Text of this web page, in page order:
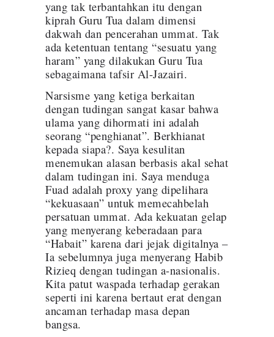
yang tak terbantahkan itu dengan
kiprah Guru Tua dalam dimensi
dakwah dan pencerahan ummat. Tak
ada ketentuan tentang “sesuatu yang
haram” yang dilakukan Guru Tua
sebagaimana tafsir Al-Jazairi.
Narsisme yang ketiga berkaitan
dengan tudingan sangat kasar bahwa
ulama yang dihormati ini adalah
seorang “penghianat”. Berkhianat
kepada siapa?. Saya kesulitan
menemukan alasan berbasis akal sehat
dalam tudingan ini. Saya menduga
Fuad adalah proxy yang dipelihara
“kekuasaan” untuk memecahbelah
persatuan ummat. Ada kekuatan gelap
yang menyerang keberadaan para
“Habait” karena dari jejak digitalnya –
Ia sebelumnya juga menyerang Habib
Rizieq dengan tudingan a-nasionalis.
Kita patut waspada terhadap gerakan
seperti ini karena bertaut erat dengan
ancaman terhadap masa depan
bangsa.